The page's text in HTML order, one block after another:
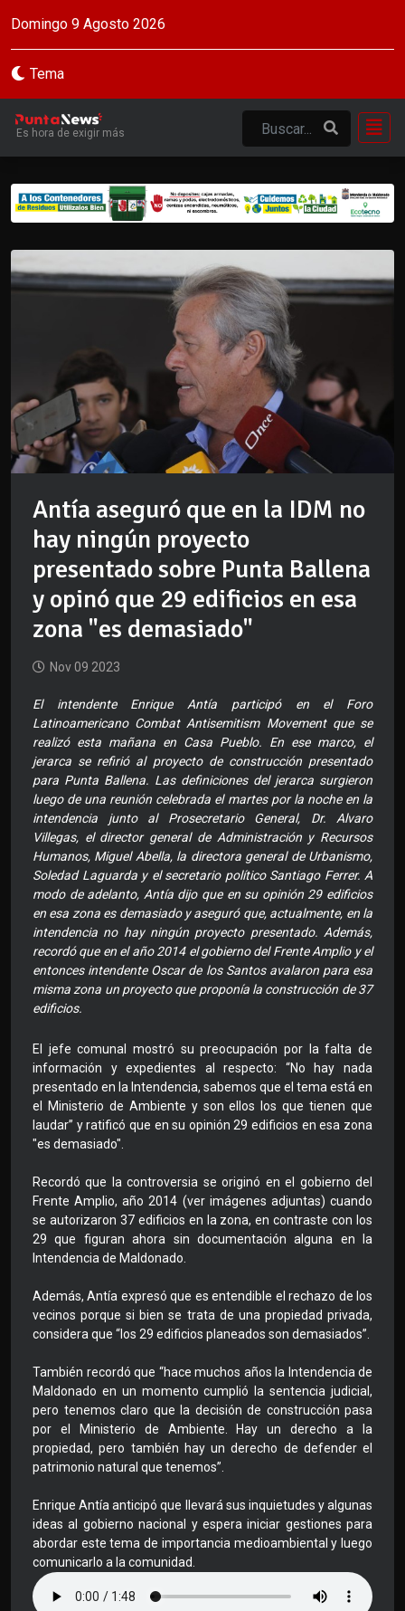
Domingo 9 Agosto 2026
Tema
Es hora de exigir más
Antía aseguró que en la IDM no
hay ningún proyecto
presentado sobre Punta Ballena
y opinó que 29 edificios en esa
zona "es demasiado"
Nov 09 2023
El intendente Enrique Antía participó en el Foro
Latinoamericano Combat Antisemitism Movement que se
realizó esta mañana en Casa Pueblo. En ese marco, el
jerarca se refirió al proyecto de construcción presentado
para Punta Ballena. Las definiciones del jerarca surgieron
luego de una reunión celebrada el martes por la noche en la
intendencia junto al Prosecretario General, Dr. Alvaro
Villegas, el director general de Administración y Recursos
Humanos, Miguel Abella, la directora general de Urbanismo,
Soledad Laguarda y el secretario político Santiago Ferrer. A
modo de adelanto, Antía dijo que en su opinión 29 edificios
en esa zona es demasiado y aseguró que, actualmente, en la
intendencia no hay ningún proyecto presentado. Además,
recordó que en el año 2014 el gobierno del Frente Amplio y el
entonces intendente Oscar de los Santos avalaron para esa
misma zona un proyecto que proponía la construcción de 37
edificios.
El jefe comunal mostró su preocupación por la falta de
información y expedientes al respecto: “No hay nada
presentado en la Intendencia, sabemos que el tema está en
el Ministerio de Ambiente y son ellos los que tienen que
laudar” y ratificó que en su opinión 29 edificios en esa zona
"es demasiado".
Recordó que la controversia se originó en el gobierno del
Frente Amplio, año 2014 (ver imágenes adjuntas) cuando
se autorizaron 37 edificios en la zona, en contraste con los
29 que figuran ahora sin documentación alguna en la
Intendencia de Maldonado.
Además, Antía expresó que es entendible el rechazo de los
vecinos porque si bien se trata de una propiedad privada,
considera que “los 29 edificios planeados son demasiados”.
También recordó que “hace muchos años la Intendencia de
Maldonado en un momento cumplió la sentencia judicial,
pero tenemos claro que la decisión de construcción pasa
por el Ministerio de Ambiente. Hay un derecho a la
propiedad, pero también hay un derecho de defender el
patrimonio natural que tenemos”.
Enrique Antía anticipó que llevará sus inquietudes y algunas
ideas al gobierno nacional y espera iniciar gestiones para
abordar este tema de importancia medioambiental y luego
comunicarlo a la comunidad.